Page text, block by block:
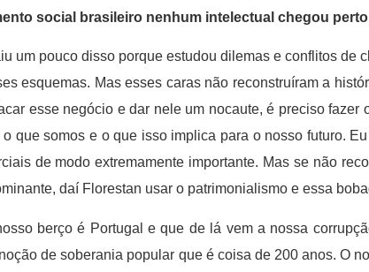
social brasileiro nenhum intelectual chegou
um pouco disso porque estudou dilemas e conflitos
esquemas. Mas esses caras não reconstruíram a
esse negócio e dar nele um nocaute, é preciso
que somos e o que isso implica para o nosso futuro.
de modo extremamente importante. Mas se não
daí Florestan usar o patrimonialismo e essa
berço é Portugal e que de lá vem a nossa
de soberania popular que é coisa de 200 anos. O